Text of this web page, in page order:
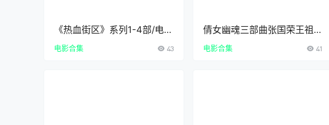
《热血街区》系列1-4部/电影
8部日语中字合集[MP4/MKV]
百度云网盘下载
电影合集 43
倩女幽魂三部曲张国荣王祖贤
版1080P高清中字合集下载
_AChineseGhostStoryTrilog
电影合集 41